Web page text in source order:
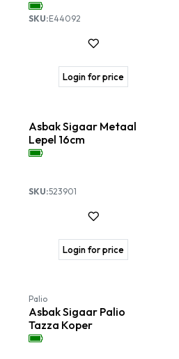
SKU:E44092
Login for price
Asbak Sigaar Metaal
Lepel 16cm
SKU:523901
Login for price
Palio
Asbak Sigaar Palio
Tazza Koper